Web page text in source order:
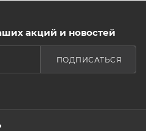
акций и новостей
ПОДПИСАТЬСЯ